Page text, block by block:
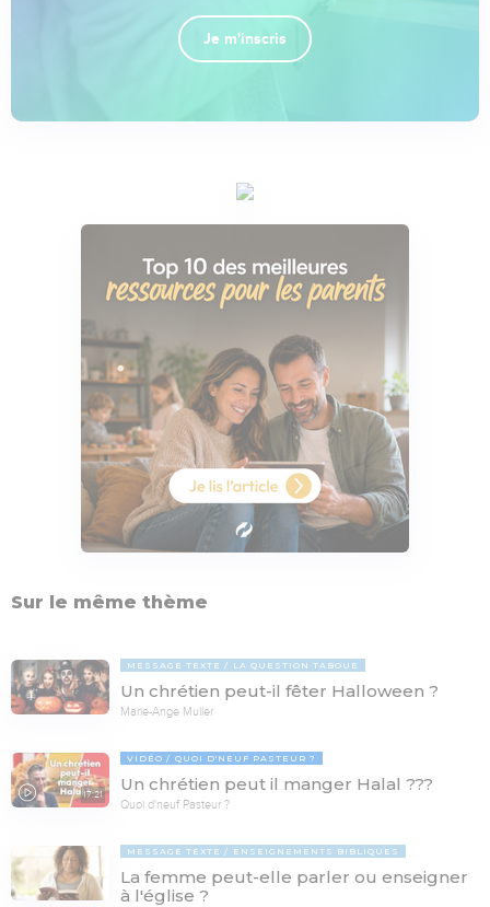
Je m'inscris
Sur le même thème
MESSAGE TEXTE LA QUESTION TABOUE
Un chrétien peut-il fêter Halloween ?
Marie-Ange Muller
17:21
VIDÉO QUOI D'NEUF PASTEUR ?
Un chrétien peut il manger Halal ???
Quoi d'neuf Pasteur ?
MESSAGE TEXTE ENSEIGNEMENTS BIBLIQUES
La femme peut-elle parler ou enseigner
à l'église ?